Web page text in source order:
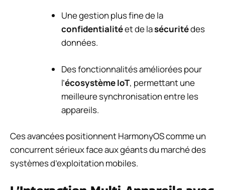
Une gestion plus fine de la
confidentialitéet de lasécuritédes
données.
Des fonctionnalités améliorées pour
l’écosystème IoT, permettant une
meilleure synchronisation entre les
appareils.
Ces avancées positionnent HarmonyOS comme un
concurrent sérieux face aux géants du marché des
systèmes d’exploitation mobiles.